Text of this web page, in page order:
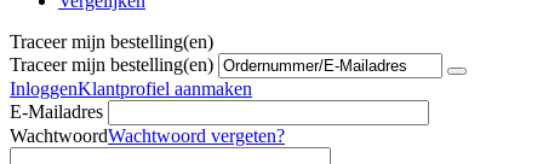
Traceer mijn bestelling(en)
Traceer mijn bestelling(en)
InloggenKlantprofiel aanmaken
E-Mailadres
WachtwoordWachtwoord vergeten?